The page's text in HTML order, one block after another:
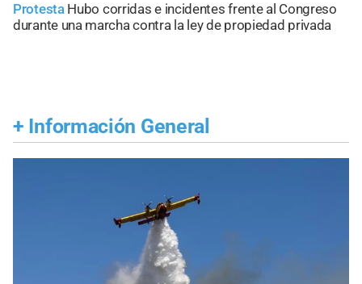
Protesta Hubo corridas e incidentes frente al Congreso
durante una marcha contra la ley de propiedad privada
+ Información General